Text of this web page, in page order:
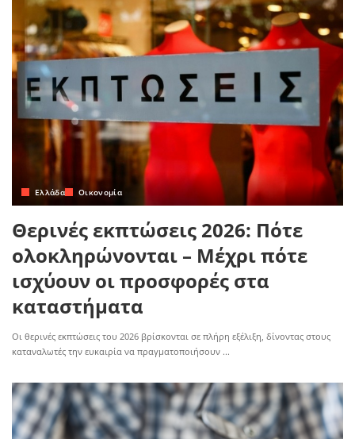
Ελλάδα Οικονομία
Θερινές εκπτώσεις 2026: Πότε
ολοκληρώνονται – Μέχρι πότε
ισχύουν οι προσφορές στα
καταστήματα
Οι θερινές εκπτώσεις του 2026 βρίσκονται σε πλήρη εξέλιξη, δίνοντας στους
καταναλωτές την ευκαιρία να πραγματοποιήσουν ...